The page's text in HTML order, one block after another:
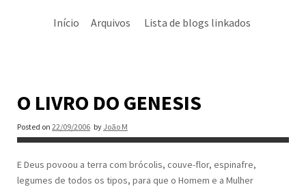
Início Arquivos Lista de blogs linkados
O LIVRO DO GENESIS
Posted on 22/09/2006 by João M
E Deus povoou a terra com brócolis, couve-flor, espinafre,
legumes de todos os tipos, para que o Homem e a Mulher